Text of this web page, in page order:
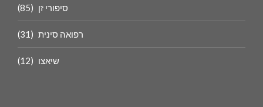
סיפורי זן (85)
רפואה סינית (31)
שיאצו (12)